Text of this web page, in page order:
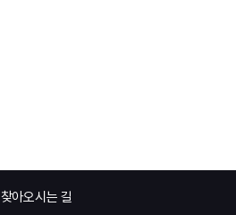
찾아오시는 길